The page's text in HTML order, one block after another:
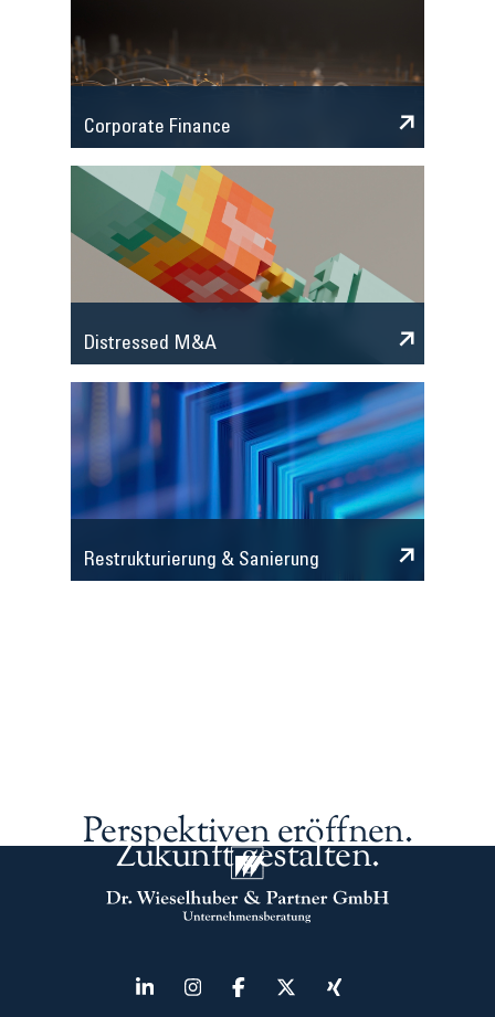
Corporate Finance
Distressed M&A
Restrukturierung & Sanierung
Perspektiven eröffnen.
Zukunft gestalten.